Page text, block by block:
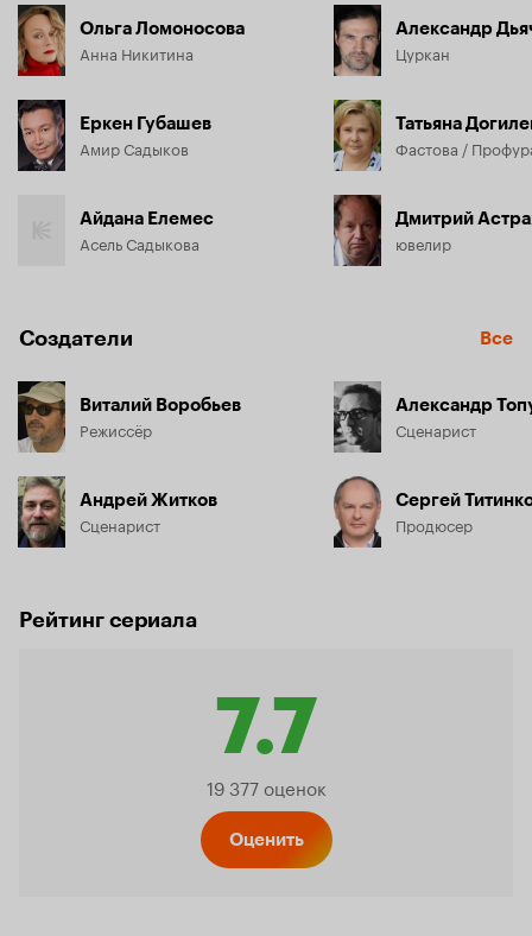
Ольга Ломоносова
Анна Никитина
Еркен Губашев
Амир Садыков
Айдана Елемес
Асель Садыкова
Александр
Цуркан
Татьяна
Фастова /
Дмитрий
ювелир
Создатели Все
Виталий Воробьев
Режиссёр
Андрей Житков
Сценарист
Александр
Сценарист
Сергей
Продюсер
Рейтинг сериала
7.7
Рейтинг
19 377 оценок
Оценить